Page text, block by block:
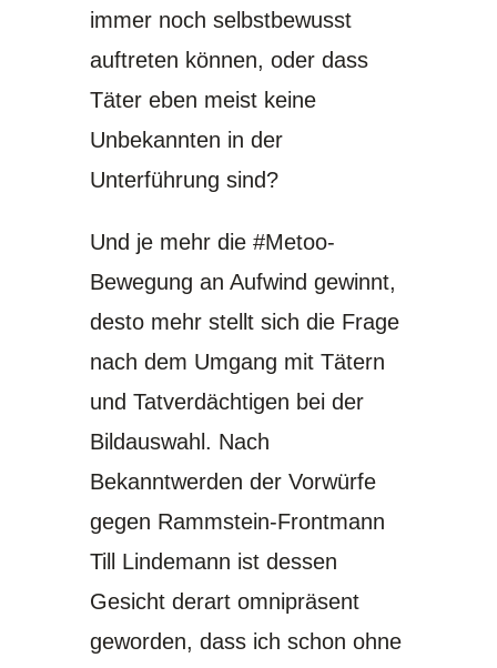
immer noch selbstbewusst
auftreten können, oder dass
Täter eben meist keine
Unbekannten in der
Unterführung sind?
Und je mehr die #Metoo-
Bewegung an Aufwind gewinnt,
desto mehr stellt sich die Frage
nach dem Umgang mit Tätern
und Tatverdächtigen bei der
Bildauswahl. Nach
Bekanntwerden der Vorwürfe
gegen Rammstein-Frontmann
Till Lindemann ist dessen
Gesicht derart omnipräsent
geworden, dass ich schon ohne